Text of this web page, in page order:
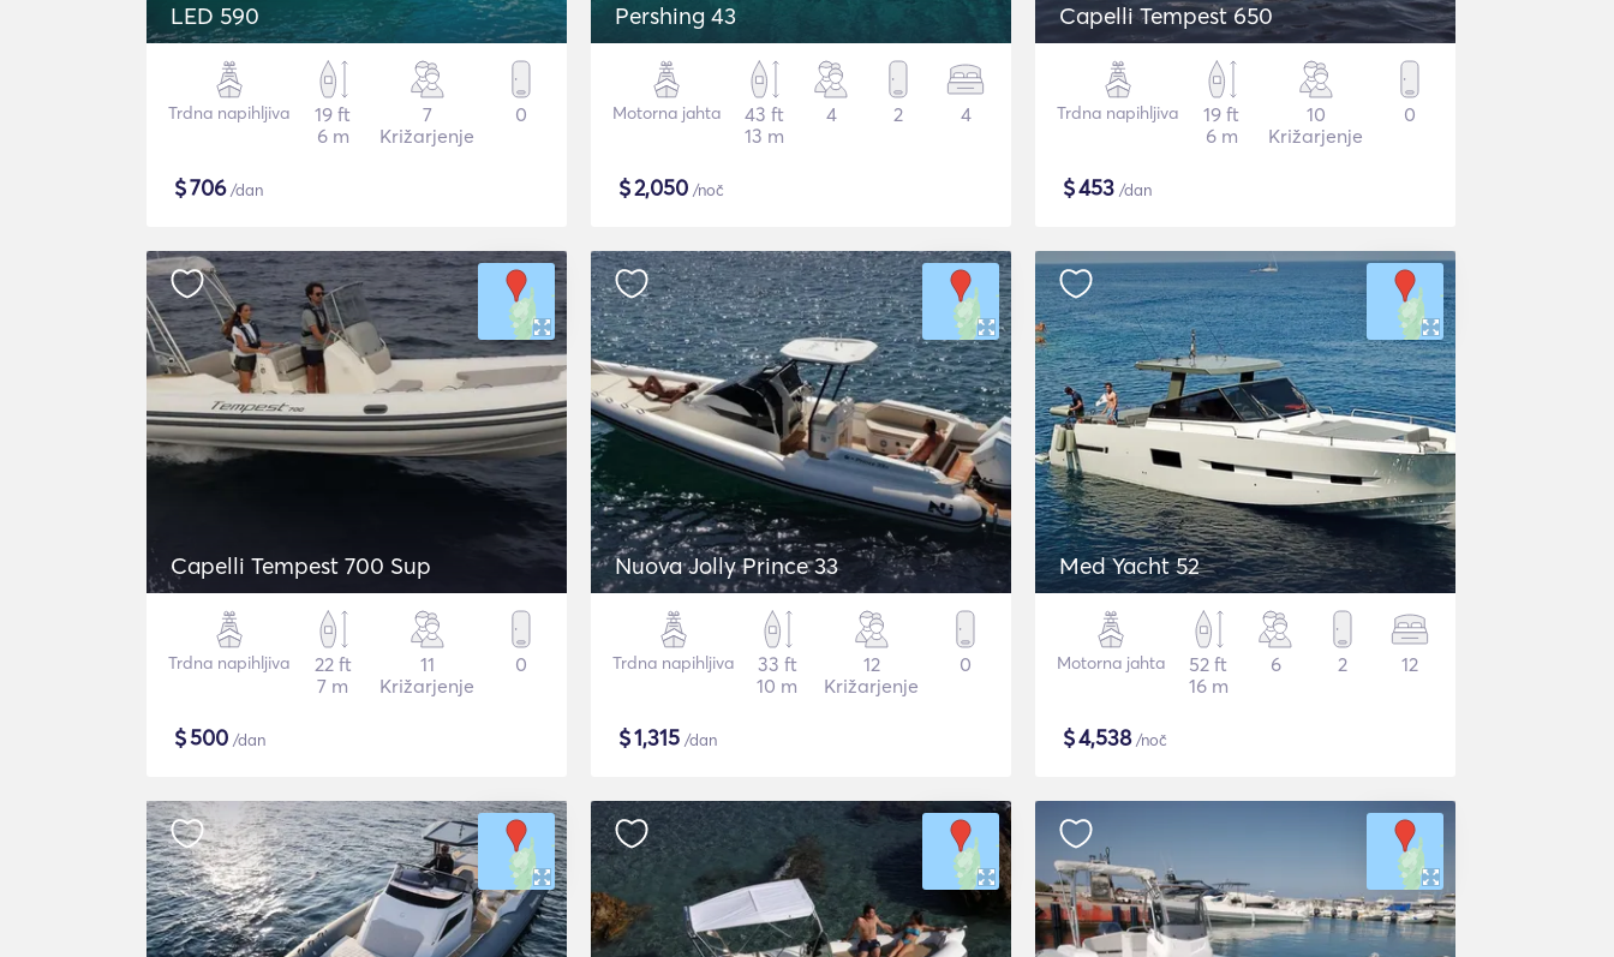
LED 590
Trdna napihljiva
19 ft
6 m
7
Križarjenje
0
$706/dan
Pershing 43
Motorna jahta
43 ft
13 m
4 2 4
$2,050 /noč
Capelli Tempest 650
Trdna napihljiva
19 ft
6 m
10
Križarjenje
0
$453 /dan
Capelli Tempest 700 Sup
Trdna napihljiva
22 ft
7 m
11
Križarjenje
0
$500 /dan
Nuova Jolly Prince 33
Trdna napihljiva
33 ft
10 m
12
Križarjenje
0
$1,315 /dan
Med Yacht 52
Motorna jahta
52 ft
16 m
6 2 12
$4,538/noč